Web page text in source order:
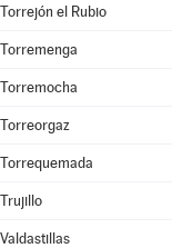
Torrejón el Rubio
Torremenga
Torremocha
Torreorgaz
Torrequemada
Trujillo
Valdastillas